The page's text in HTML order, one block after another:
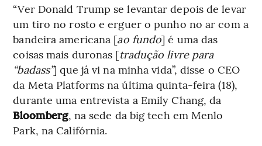
“Ver Donald Trump se levantar depois de levar
um tiro no rosto e erguer o punho no ar com a
bandeira americana [ao fundo] é uma das
coisas mais duronas [tradução livre para
“badass”] que já vi na minha vida”, disse o CEO
da Meta Platforms na última quinta-feira (18),
durante uma entrevista a Emily Chang, da
Bloomberg, na sede da big tech em Menlo
Park, na Califórnia.